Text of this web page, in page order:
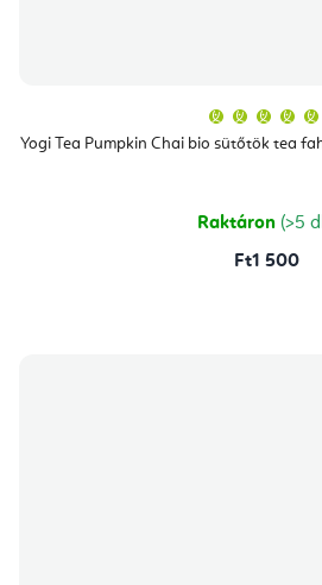
Yogi Tea Pumpkin Chai bio sütőtök tea
Raktáron (>5
Ft1 500